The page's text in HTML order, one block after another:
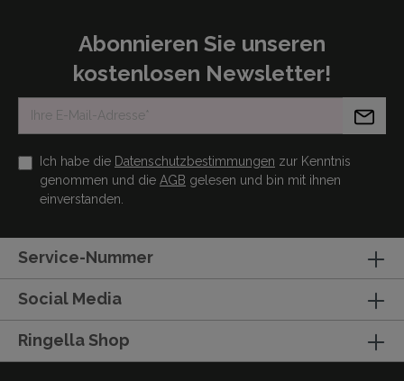
Abonnieren Sie unseren
kostenlosen Newsletter!
Ich habe die Datenschutzbestimmungen zur Kenntnis
genommen und die AGB gelesen und bin mit ihnen
einverstanden.
Service-Nummer
Social Media
Ringella Shop